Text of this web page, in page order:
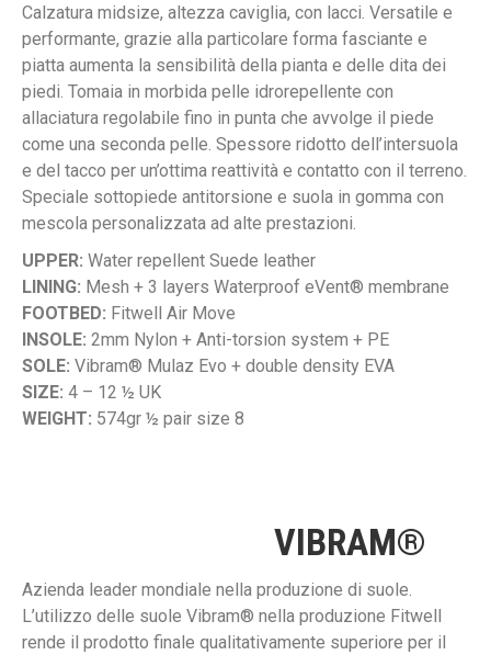
Calzatura midsize, altezza caviglia, con lacci. Versatile e
performante, grazie alla particolare forma fasciante e
piatta aumenta la sensibilità della pianta e delle dita dei
piedi. Tomaia in morbida pelle idrorepellente con
allaciatura regolabile fino in punta che avvolge il piede
come una seconda pelle. Spessore ridotto dell’intersuola
e del tacco per un’ottima reattività e contatto con il terreno.
Speciale sottopiede antitorsione e suola in gomma con
mescola personalizzata ad alte prestazioni.
UPPER: Water repellent Suede leather
LINING: Mesh + 3 layers Waterproof eVent® membrane
FOOTBED: Fitwell Air Move
INSOLE: 2mm Nylon + Anti-torsion system + PE
SOLE: Vibram® Mulaz Evo + double density EVA
SIZE: 4 – 12 ½ UK
WEIGHT: 574gr ½ pair size 8
VIBRAM®
Azienda leader mondiale nella produzione di suole.
L’utilizzo delle suole Vibram® nella produzione Fitwell
rende il prodotto finale qualitativamente superiore per il